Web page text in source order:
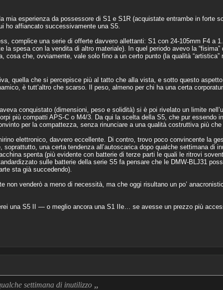
mia esperienza da possessore di S1 e S1R (acquistate entrambe in forte
ho affiancato successivamente una S5.
complice una serie di offerte davvero allettanti: S1 con 24-105mm F4 a
la spesa con la vendita di altro materiale). In quel periodo avevo la “fisima”
cosa che, ovviamente, vale solo fino a un certo punto (la qualità
quella che si percepisce più al tatto che alla vista, e sotto questo
è tutt’altro che scarso. Il peso, almeno per chi ha una certa
conquistato (dimensioni, peso e solidità) si è poi rivelato un limite
più compatti APS-C o M4/3. Da qui la scelta della S5, che pur essendo
per la compattezza, senza rinunciare a una qualità costruttiva più che
elettronico, davvero eccellente. Di contro, trovo poco convincente la
una certa tendenza all’autoscarica dopo qualche settimana di
spenta (più evidente con batterie di terze parti le quali le ritrovi
sulle batterie della serie S5 fa pensare che le DMW-BLJ31
sta già succedendo).
non venderò a meno di necessità, ma che oggi risultano un po’
una S5 II — o meglio ancora una S1 IIe… se avesse un prezzo più
settimana di inutilizzo „